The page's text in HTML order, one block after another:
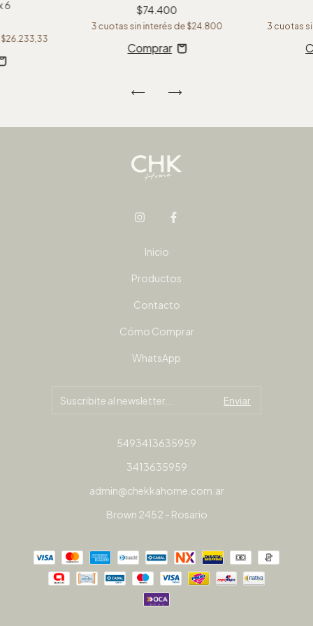
6
$26.233,33
$74.400
3 cuotas sin interés de $24.800 3 cuotas
Inicio
Productos
Contacto
Cómo Comprar
WhatsApp
5493413635959
3413635959
admin@chekkahome.com.ar
Brown 2452 - Rosario